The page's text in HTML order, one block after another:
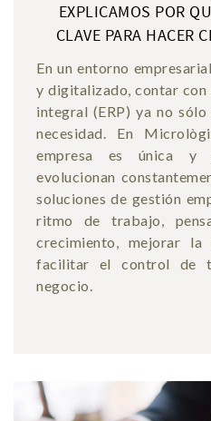
EXPLICAMOS POR
CLAVE PARA HACER
En un entorno
y digitalizado, contar con
integral (ERP) ya no
necesidad. En
empresa es única y
evolucionan
soluciones de gestión
ritmo de trabajo,
crecimiento, mejorar
facilitar el control de
negocio.